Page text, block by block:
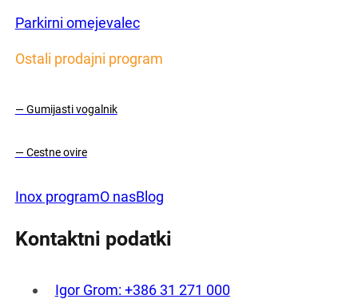
Parkirni omejevalec
Ostali prodajni program
— Gumijasti vogalnik
— Cestne ovire
Inox programO nasBlog
Kontaktni podatki
Igor Grom: +386 31 271 000